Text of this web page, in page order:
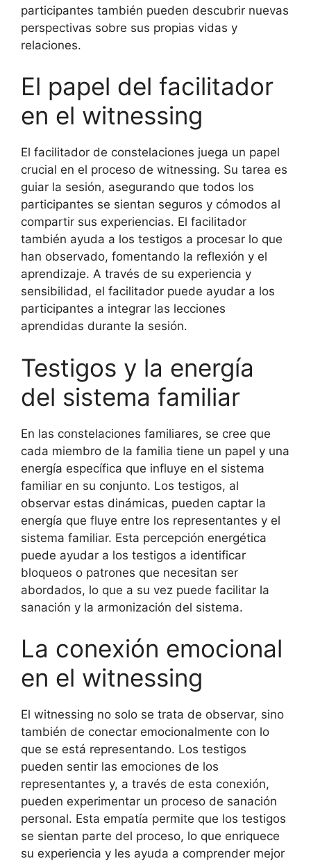
participantes también pueden descubrir nuevas
perspectivas sobre sus propias vidas y
relaciones.
El papel del facilitador
en el witnessing
El facilitador de constelaciones juega un papel
crucial en el proceso de witnessing. Su tarea es
guiar la sesión, asegurando que todos los
participantes se sientan seguros y cómodos al
compartir sus experiencias. El facilitador
también ayuda a los testigos a procesar lo que
han observado, fomentando la reflexión y el
aprendizaje. A través de su experiencia y
sensibilidad, el facilitador puede ayudar a los
participantes a integrar las lecciones
aprendidas durante la sesión.
Testigos y la energía
del sistema familiar
En las constelaciones familiares, se cree que
cada miembro de la familia tiene un papel y una
energía específica que influye en el sistema
familiar en su conjunto. Los testigos, al
observar estas dinámicas, pueden captar la
energía que fluye entre los representantes y el
sistema familiar. Esta percepción energética
puede ayudar a los testigos a identificar
bloqueos o patrones que necesitan ser
abordados, lo que a su vez puede facilitar la
sanación y la armonización del sistema.
La conexión emocional
en el witnessing
El witnessing no solo se trata de observar, sino
también de conectar emocionalmente con lo
que se está representando. Los testigos
pueden sentir las emociones de los
representantes y, a través de esta conexión,
pueden experimentar un proceso de sanación
personal. Esta empatía permite que los testigos
se sientan parte del proceso, lo que enriquece
su experiencia y les ayuda a comprender mejor